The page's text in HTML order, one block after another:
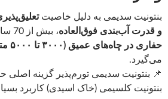
بنتونیت سدیمی به دلیل خاصیت
و قدرت آب‌بندی فوق‌العاده، بیش از 70 سال است که به عنوان
حفاری در چاه‌های عمیق (۳۰۰۰ تا ۵۰۰۰ متر)
می‌گیرد.
📌 بنتونیت سدیمی تورم‌پذیر گزینه
بنتونیت کلسیمی (خاک اسیدی) کاربرد